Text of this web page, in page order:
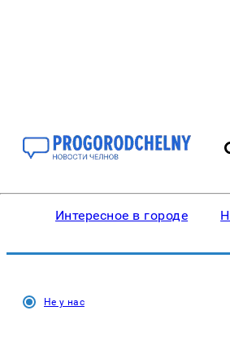
Интересное в городе
Не у нас